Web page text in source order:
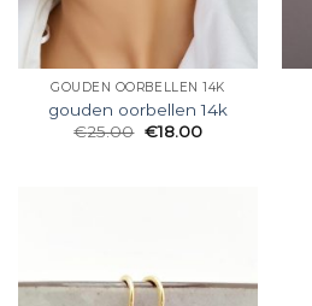
GOUDEN OORBELLEN 14K
gouden oorbellen 14k
€25.00 €18.00